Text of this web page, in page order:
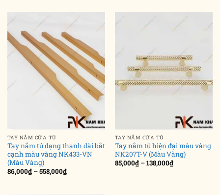
TAY NẮM CỬA TỦ
Tay nắm tủ dạng thanh dài bắt
cạnh màu vàng NK433-VN
(Màu Vàng)
86,000₫ –558,000₫Khoảng
giá:
TAY NẮM CỬA TỦ
Tay nắm tủ hiện đại màu vàng
NK207T-V (Màu Vàng)
85,000₫ –138,000₫Khoảng
giá: